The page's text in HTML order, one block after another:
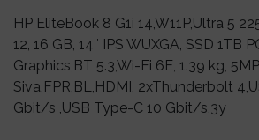
HP EliteBook 8 G1i 14,W11P,Ultra 5
12, 16 GB, 14″ IPS WUXGA, SSD 1TB
Graphics,BT 5.3,Wi-Fi 6E, 1.39 kg,
Siva,FPR,BL,HDMI, 2xThunderbolt
Gbit/s ,USB Type-C 10 Gbit/s,3y